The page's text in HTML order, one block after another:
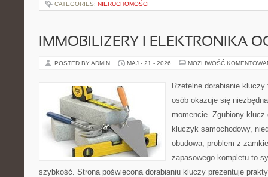
CATEGORIES: NIERUCHOMOŚCI
IMMOBILIZERY I ELEKTRONIKA
POSTED BY ADMIN MAJ - 21 - 2026 MOŻLIWOŚĆ
Rzetelne dorabianie kluczy
osób okazuje się
momencie. Zgubiony
kluczyk samochodowy,
obudowa, problem z
zapasowego kompletu to
szybkość. Strona poświęcona dorabianiu kluczy prezentuje